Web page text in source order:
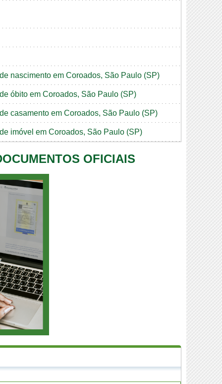
nascimento em Coroados, São Paulo (SP)
óbito em Coroados, São Paulo (SP)
casamento em Coroados, São Paulo (SP)
imóvel em Coroados, São Paulo (SP)
OFICIAIS